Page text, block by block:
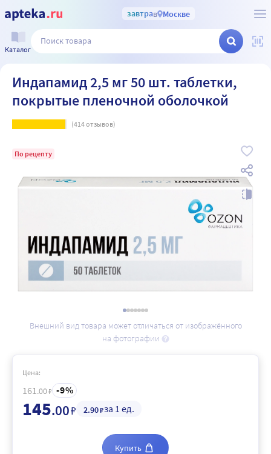
завтрав Москве
Каталог
Индапамид 2,5 мг 50 шт. таблетки,
покрытые пленочной оболочкой
(414отзывов)
По рецепту
Внешний вид товара может отличаться от изображённого
на фотографии
Цена:
161 .00₽ 9
145.00₽ 2.90₽за 1 ед.
Купить